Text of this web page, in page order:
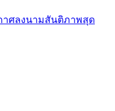
าศลงนามสันติภาพสุด